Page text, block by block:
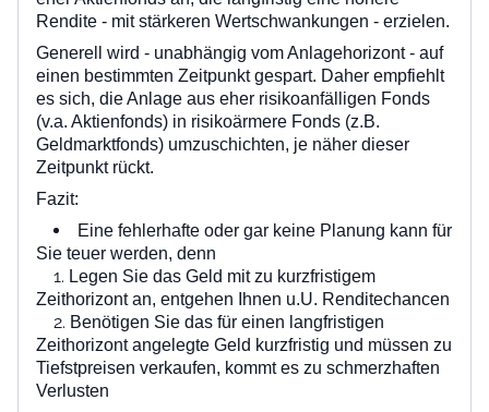
Rendite - mit stärkeren Wertschwankungen - erzielen.
Generell wird - unabhängig vom Anlagehorizont - auf
einen bestimmten Zeitpunkt gespart. Daher empfiehlt
es sich, die Anlage aus eher risikoanfälligen Fonds
(v.a. Aktienfonds) in risikoärmere Fonds (z.B.
Geldmarktfonds) umzuschichten, je näher dieser
Zeitpunkt rückt.
Fazit:
Eine fehlerhafte oder gar keine Planung kann für
Sie teuer werden, denn
Legen Sie das Geld mit zu kurzfristigem
Zeithorizont an, entgehen Ihnen u.U. Renditechancen
Benötigen Sie das für einen langfristigen
Zeithorizont angelegte Geld kurzfristig und müssen zu
Tiefstpreisen verkaufen, kommt es zu schmerzhaften
Verlusten